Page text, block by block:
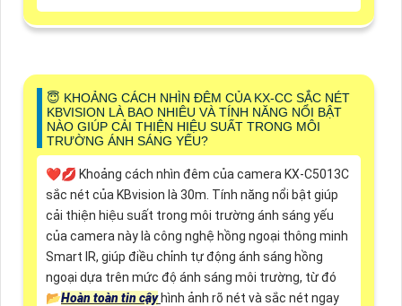
😇 KHOẢNG CÁCH NHÌN ĐÊM CỦA KX-CC SẮC NÉT
KBVISION LÀ BAO NHIÊU VÀ TÍNH NĂNG NỔI BẬT
NÀO GIÚP CẢI THIỆN HIỆU SUẤT TRONG MÔI
TRƯỜNG ÁNH SÁNG YẾU?
❤️‍💋‍ Khoảng cách nhìn đêm của camera KX-C5013C
sắc nét của KBvision là 30m. Tính năng nổi bật giúp
cải thiện hiệu suất trong môi trường ánh sáng yếu
của camera này là công nghệ hồng ngoại thông minh
Smart IR, giúp điều chỉnh tự động ánh sáng hồng
ngoại dựa trên mức độ ánh sáng môi trường, từ đó
📂Hoàn toàn tin cậy hình ảnh rõ nét và sắc nét ngay